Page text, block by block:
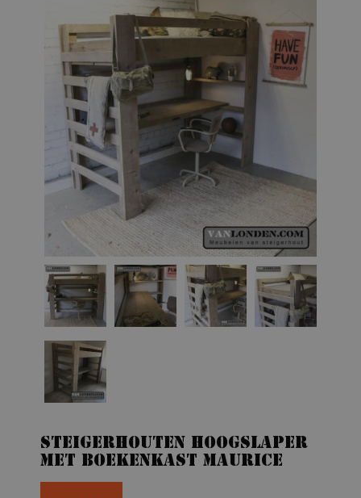
Steigerhouten hoogslaper
met boekenkast Maurice